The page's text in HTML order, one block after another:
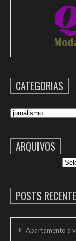
CATEGORIAS
Categorias
ARQUIVOS
POSTS
Apartamento à